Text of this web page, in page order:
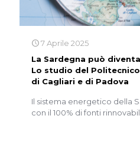
7 Aprile 2025
La Sardegna può
Lo studio del
di Cagliari e di Padova
Il sistema energetico della
con il 100% di fonti